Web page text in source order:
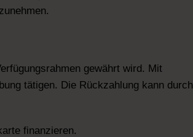
gewährt wird. Mit
tätigen. Die Rückzahlung kann durch
finanzieren.